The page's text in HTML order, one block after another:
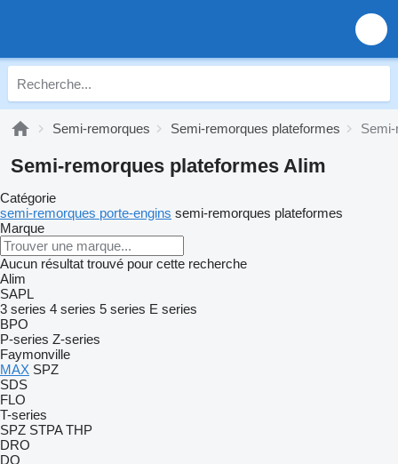
Semi-remorques Semi-remorques plateformes
Semi-remorques plateformes Alim
Catégorie
semi-remorques porte-engins semi-remorques plateformes
Marque
Aucun résultat trouvé pour cette recherche
Alim
SAPL
3 series 4 series 5 series E series
BPO
P-series Z-series
Faymonville
MAX SPZ
SDS
FLO
T-series
SPZ STPA THP
DRO
DO